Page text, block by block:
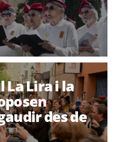
La Lira i la
des de